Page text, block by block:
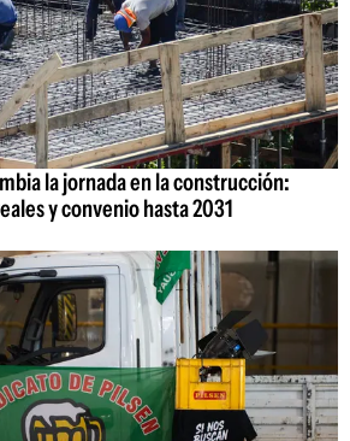
la jornada en la construcción:
y convenio hasta 2031